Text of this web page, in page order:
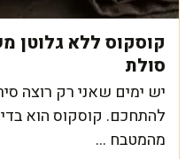
קוסקוס ללא גלוטן
סולת
יש ימים שאני רק רוצה
להתחכם. קוסקוס הוא
מהמטבח ...